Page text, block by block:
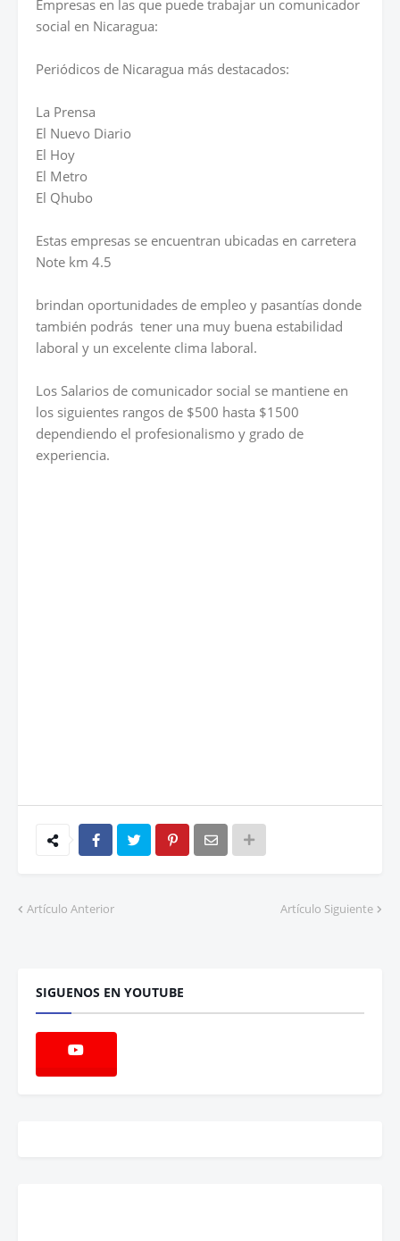
Empresas en las que puede trabajar un comunicador
social en Nicaragua:
Periódicos de Nicaragua más destacados:
La Prensa
El Nuevo Diario
El Hoy
El Metro
El Qhubo
Estas empresas se encuentran ubicadas en carretera
Note km 4.5
brindan oportunidades de empleo y pasantías donde
también podrás tener una muy buena estabilidad
laboral y un excelente clima laboral.
Los Salarios de comunicador social se mantiene en
los siguientes rangos de $500 hasta $1500
dependiendo el profesionalismo y grado de
experiencia.
Artículo Anterior Artículo Siguiente
SIGUENOS EN YOUTUBE